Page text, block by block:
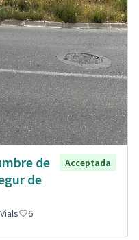
de
de
Acceptada
6